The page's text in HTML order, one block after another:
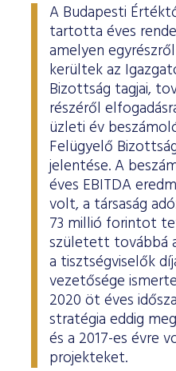
A Budapesti
tartotta éves
amelyen
kerültek az
Bizottság tagjai,
részéről
üzleti év
Felügyelő
jelentése. A
éves EBITDA
volt, a társaság
73 millió forintot
született továbbá
a tisztségviselők
vezetősége
2020 öt éves
stratégia eddig
és a 2017-es évre
projekteket.